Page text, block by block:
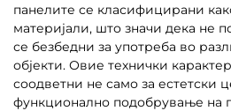
панелите се класифицирани
материјали, што значи дека не
се безбедни за употреба во
објекти. Овие технички
соодветни не само за естетски
функционално подобрување на